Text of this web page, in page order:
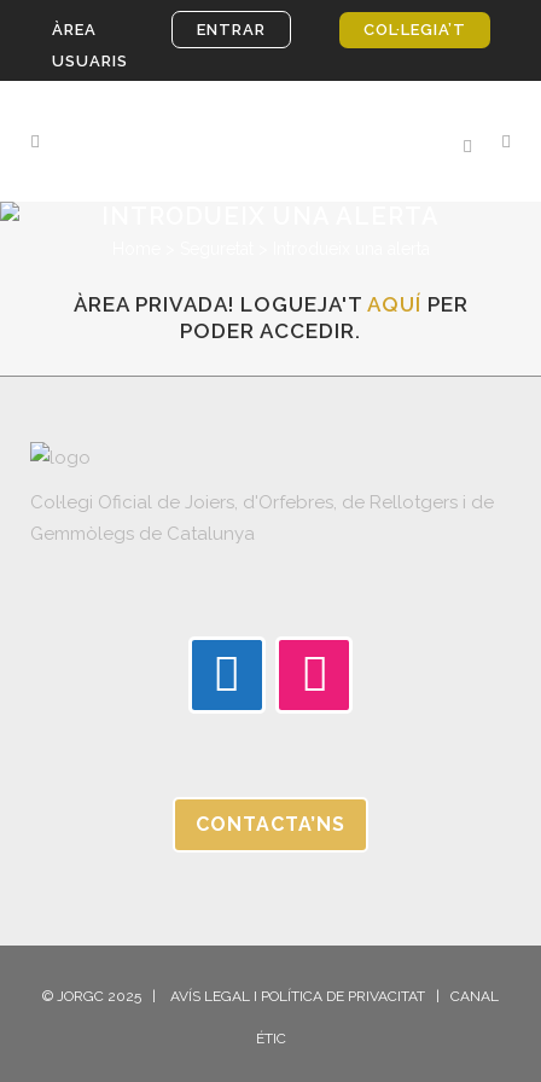
ÀREA
USUARIS
ENTRAR COL·LEGIA’T
ÀREA PRIVADA! LOGUEJA'T AQUÍ PER
PODER ACCEDIR.
Col·legi Oficial de Joiers, d'Orfebres, de Rellotgers i de
Gemmòlegs de Catalunya
CONTACTA’NS
© JORGC 2025 | AVÍS LEGAL I POLÍTICA DE PRIVACITAT | CANAL
ÉTIC